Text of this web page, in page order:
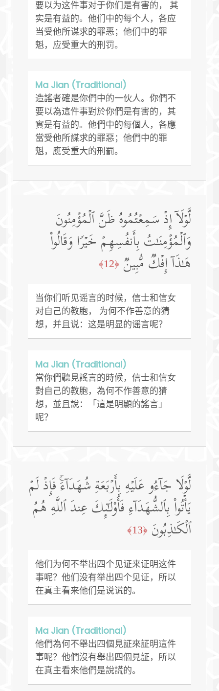
要以为这件事对于你们是有害的， 其
实是有益的。他们中的每个人，各应
当受他所谋求的罪恶；他们中的罪
魁，应受重大的刑罚。
Ma Jian (Traditional)
造謠者確是你們中的一伙人。你們不
要以為這件事對於你們是有害的，其
實是有益的。他們中的每個人，各應
當受他所謀求的罪惡；他們中的罪
魁，應受重大的刑罰。
لَّوۡلَاۤ إِذۡ سَمِعۡتُمُوهُ ظَنَّ ٱلۡمُؤۡمِنُونَ
وَٱلۡمُؤۡمِنَـٰتُ بِأَنفُسِهِمۡ خَیۡرࣰا وَقَالُوا۟
هَـٰذَاۤ إِفۡكࣱ مُّبِینࣱ ﴿12﴾
当你们听见谣言的时候，信士和信女
对自己的教胞， 为何不作善意的猜
想，并且说：这是明显的谣言呢？
Ma Jian (Traditional)
當你們聽見謠言的時候，信士和信女
對自己的教胞，為何不作善意的猜
想，並且說：「這是明顯的謠言」
呢？
لَّوۡلَا جَاۤءُو عَلَیۡهِ بِأَرۡبَعَةِ شُهَدَاۤءَۚ فَإِذۡ لَمۡ
یَأۡتُوا۟ بِٱلشُّهَدَاۤءِ فَأُو۟لَـٰۤىِٕكَ عِندَ ٱللَّهِ هُمُ
ٱلۡكَـٰذِبُونَ ﴿13﴾
他们为何不举出四个见证来证明这件
事呢？他们没有举出四个见证，所以
在真主看来他们是说谎的。
Ma Jian (Traditional)
他們為何不舉出四個見証來証明這件
事呢？他們沒有舉出四個見証，所以
在真主看來他們是說謊的。